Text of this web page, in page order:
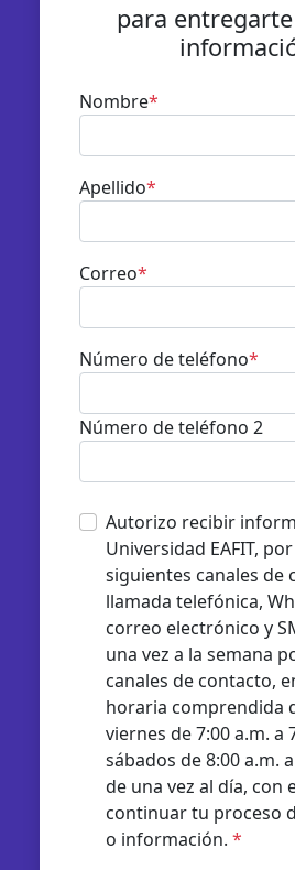
para
Nombre*
Apellido*
Correo*
Número de teléfono*
Número de teléfono 2
Autorizo recibir
Universidad EAFIT,
siguientes canales de
llamada telefónica,
correo electrónico y
una vez a la semana
canales de contacto,
horaria comprendida
viernes de 7:00 a.m. a
sábados de 8:00 a.m.
de una vez al día, con
continuar tu proceso
o información. *